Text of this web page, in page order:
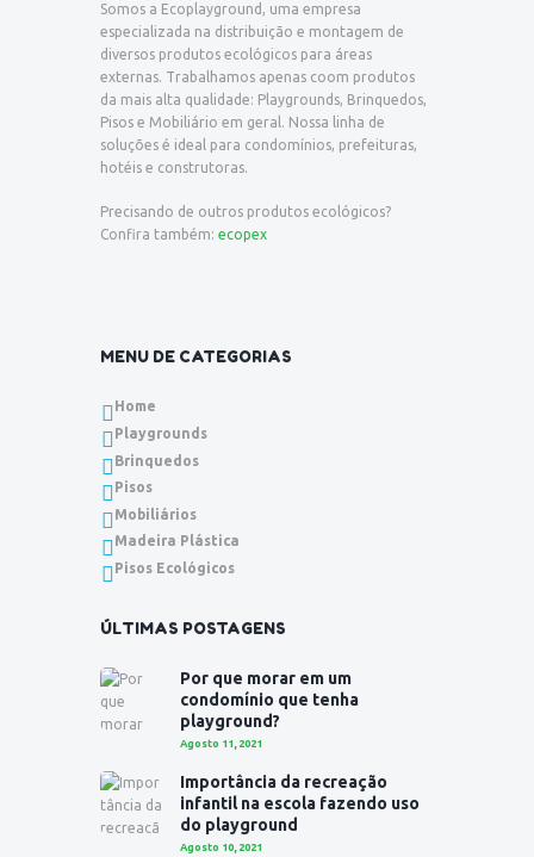
Somos a Ecoplayground, uma empresa
especializada na distribuição e montagem de
diversos produtos ecológicos para áreas
externas. Trabalhamos apenas coom produtos
da mais alta qualidade: Playgrounds, Brinquedos,
Pisos e Mobiliário em geral. Nossa linha de
soluções é ideal para condomínios, prefeituras,
hotéis e construtoras.
Precisando de outros produtos ecológicos?
Confira também: ecopex
MENU DE CATEGORIAS
Home
Playgrounds
Brinquedos
Pisos
Mobiliários
Madeira Plástica
Pisos Ecológicos
ÚLTIMAS POSTAGENS
Por que morar em um
condomínio que tenha
playground?
Agosto 11, 2021
Importância da recreação
infantil na escola fazendo uso
do playground
Agosto 10, 2021